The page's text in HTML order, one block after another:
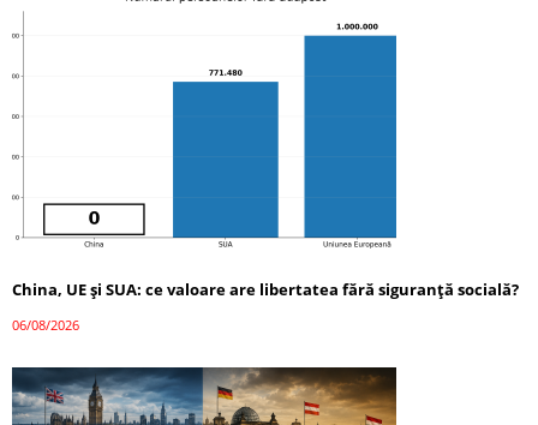
China, UE și SUA: ce valoare are libertatea fără siguranță socială?
06/08/2026